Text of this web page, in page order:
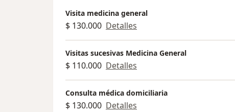
Visita medicina general
$ 130.000 Detalles
Visitas sucesivas Medicina General
$ 110.000 Detalles
Consulta médica domiciliaria
$ 130.000 Detalles